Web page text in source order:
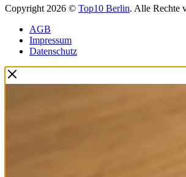
Copyright 2026 © Top10 Berlin. Alle Rechte
AGB
Impressum
Datenschutz